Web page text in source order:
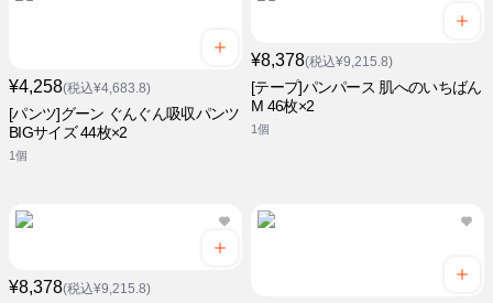
¥4,258(税込¥4,683.8)
[パンツ]グーン ぐんぐん吸収パンツ
BIGサイズ 44枚×2
1個
¥8,378(税込¥9,215.8)
[テープ]パンパース 肌へのいちばん
M 46枚×2
1個
¥8,378(税込¥9,215.8)